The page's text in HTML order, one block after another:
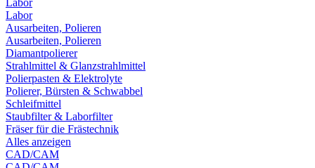
Labor
Labor
Ausarbeiten, Polieren
Ausarbeiten, Polieren
Diamantpolierer
Strahlmittel & Glanzstrahlmittel
Polierpasten & Elektrolyte
Polierer, Bürsten & Schwabbel
Schleifmittel
Staubfilter & Laborfilter
Fräser für die Frästechnik
Alles anzeigen
CAD/CAM